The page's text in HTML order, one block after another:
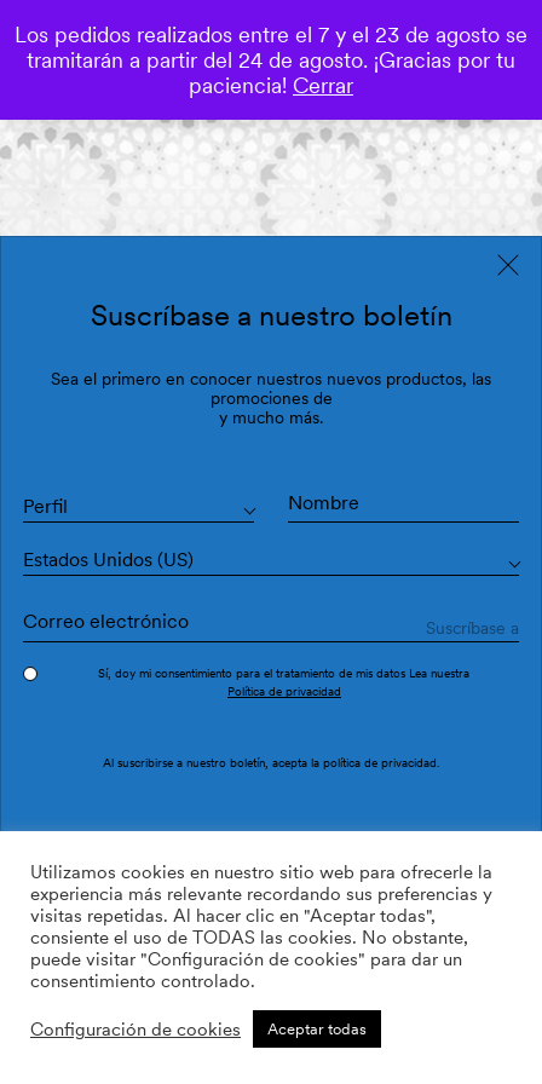
0
Ref. M2607-3
113.64$ /m2
Suscríbase a nuestro boletín
Sea el primero en conocer nuestros nuevos productos, las
promociones de
y mucho más.
Perfil
Estados Unidos (US)
Sí, doy mi consentimiento para el tratamiento de mis datos Lea nuestra
Política de privacidad
Al suscribirse a nuestro boletín, acepta la política de privacidad
Utilizamos cookies en nuestro sitio web para ofrecerle la
experiencia más relevante recordando sus preferencias y
visitas repetidas. Al hacer clic en "Aceptar todas",
consiente el uso de TODAS las cookies. No obstante,
puede visitar "Configuración de cookies" para dar un
consentimiento controlado.
Configuración de cookies Aceptar todas
Los pedidos realizados entre el 7 y el 23 de agosto se
tramitarán a partir del 24 de agosto. ¡Gracias por tu
paciencia! Cerrar